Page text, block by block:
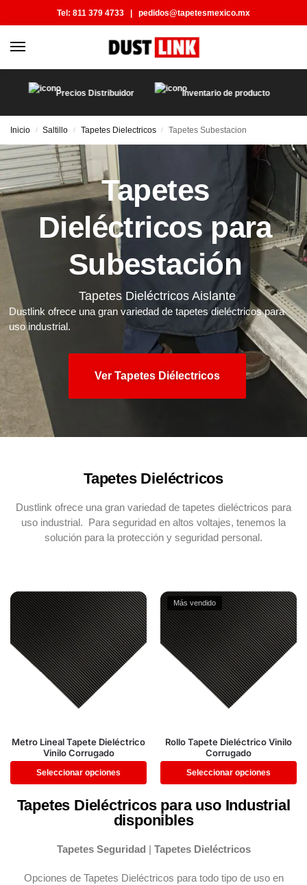
Tel: 811 379 4733 | pedidos@tapetesmexico.mx
Precios Distribuidor Inventario de producto
Inicio / Saltillo / Tapetes Dielectricos / Tapetes Subestacion
Tapetes
Dieléctricos para
Subestación
Tapetes Dieléctricos Aislante
Dustlink ofrece una gran variedad de tapetes dieléctricos para
uso industrial.
Ver Tapetes Diélectricos
Tapetes Dieléctricos
Dustlink ofrece una gran variedad de tapetes dieléctricos para
uso industrial. Para seguridad en altos voltajes, tenemos la
solución para la protección y seguridad personal.
Metro Lineal Tapete Dieléctrico
Vinilo Corrugado
Seleccionar opciones
Más vendido
Rollo Tapete Dieléctrico Vinilo
Corrugado
Seleccionar opciones
Tapetes Dieléctricos para uso Industrial
disponibles
Tapetes Seguridad | Tapetes Dieléctricos
Opciones de Tapetes Dieléctricos para todo tipo de uso en